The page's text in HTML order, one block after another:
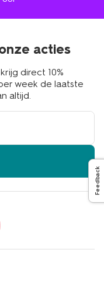
acties
direct 10%
week de laatste
altijd.
Feedback